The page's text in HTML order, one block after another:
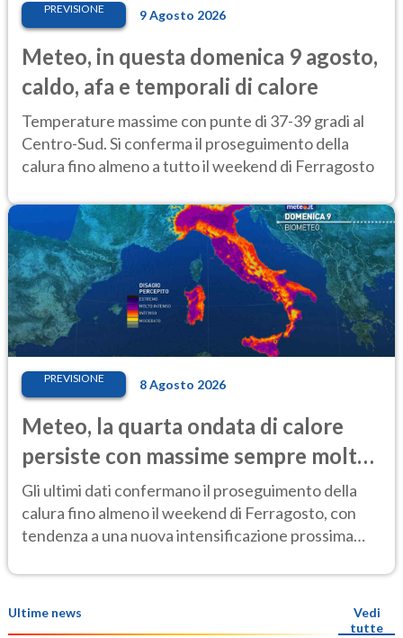
PREVISIONE 9 Agosto 2026
Meteo, in questa domenica 9 agosto,
caldo, afa e temporali di calore
Temperature massime con punte di 37-39 gradi al
Centro-Sud. Si conferma il proseguimento della
calura fino almeno a tutto il weekend di Ferragosto
PREVISIONE 8 Agosto 2026
Meteo, la quarta ondata di calore
persiste con massime sempre molto
elevate
Gli ultimi dati confermano il proseguimento della
calura fino almeno il weekend di Ferragosto, con
tendenza a una nuova intensificazione prossima
Ultime news
Vedi
tutte